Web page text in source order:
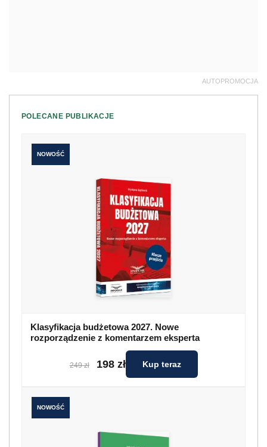
AUTOPROMOCJA
POLECANE PUBLIKACJE
NOWOŚĆ
Klasyfikacja budżetowa 2027. Nowe
rozporządzenie z komentarzem eksperta
249 zł 198 zł Kup teraz
NOWOŚĆ